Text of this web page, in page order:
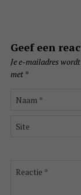
Geef een
Je e-mailadres
met *